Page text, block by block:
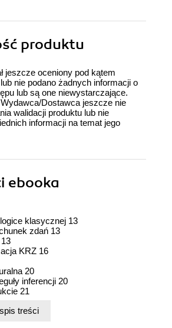
produktu
jeszcze oceniony pod kątem
lub nie podano żadnych informacji o
lub są one niewystarczające.
Dostawca jeszcze nie
walidacji produktu lub nie
informacji na temat jego
ebooka
klasycznej 13
zdań 13
KRZ 16
20
inferencji 20
21
nie wprost 24
treści